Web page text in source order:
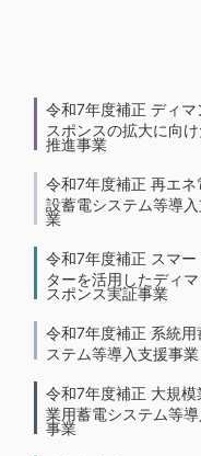
令和7年度補正 ディマ
スポンスの拡大に向
推進事業
令和7年度補正 再エネ
設蓄電システム等導
業
令和7年度補正 スマー
ターを活用したディ
スポンス実証事業
令和7年度補正 系統用
ステム等導入支援事業
令和7年度補正 大規模
業用蓄電システム等
事業